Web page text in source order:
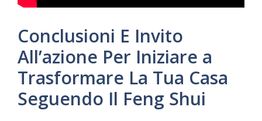
Conclusioni E Invito
All’azione Per Iniziare a
Trasformare La Tua Casa
Seguendo Il Feng Shui